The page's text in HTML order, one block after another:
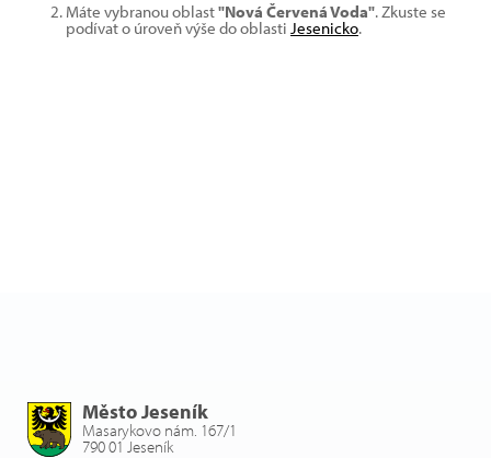
Máte vybranou oblast"Nová Červená Voda". Zkuste se
podívat o úroveň výše do oblasti Jesenicko.
Město Jeseník
Masarykovo nám. 167/1
790 01 Jeseník